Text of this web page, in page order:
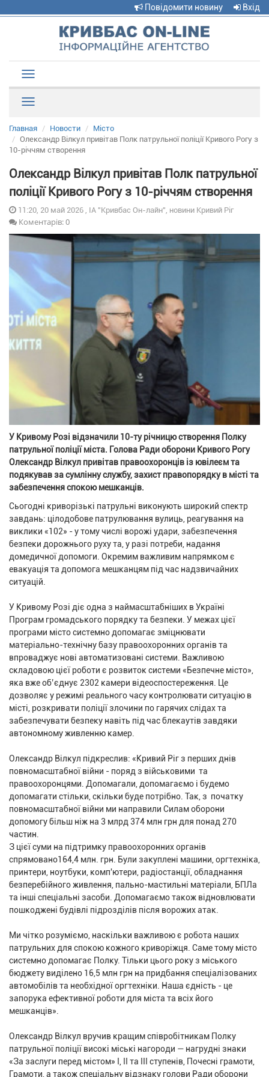
Повідомити новину Вхід
navigation
Главная Новости
Місто
Олександр Вілкул привітав Полк патрульної поліції Кривого Рогу з
10-річчям створення
Олександр Вілкул привітав Полк патрульної
поліції Кривого Рогу з 10-річчям створення
11:20, 20 май 2026 , ІА "Кривбас Он-лайн", новини Кривий Ріг
Коментарів: 0
У Кривому Розі відзначили 10-ту річницю створення Полку
патрульної поліції міста. Голова Ради оборони Кривого Рогу
Олександр Вілкул привітав правоохоронців із ювілеєм та
подякував за сумлінну службу, захист правопорядку в місті та
забезпечення спокою мешканців.
Сьогодні криворізькі патрульні виконують широкий спектр
завдань: цілодобове патрулювання вулиць, реагування на
виклики «102» - у тому числі ворожі удари, забезпечення
безпеки дорожнього руху та, у разі потреби, надання
домедичної допомоги. Окремим важливим напрямком є
евакуація та допомога мешканцям під час надзвичайних
ситуацій.
У Кривому Розі діє одна з наймасштабніших в Україні
Програм громадського порядку та безпеки. У межах цієї
програми місто системно допомагає зміцнювати
матеріально-технічну базу правоохоронних органів та
впроваджує нові автоматизовані системи. Важливою
складовою цієї роботи є розвиток системи «Безпечне місто»,
яка вже об’єднує 2302 камери відеоспостереження. Це
дозволяє у режимі реального часу контролювати ситуацію в
місті, розкривати поліції злочини по гарячих слідах та
забезпечувати безпеку навіть під час блекаутів завдяки
автономному живленню камер.
Олександр Вілкул підкреслив: «Кривий Ріг з перших днів
повномасштабної війни - поряд з військовими та
правоохоронцями. Допомагали, допомагаємо і будемо
допомагати стільки, скільки буде потрібно. Так, з початку
повномасштабної війни ми направили Силам оборони
допомогу більш ніж на 3 млрд 374 млн грн для понад 270
частин.
З цієї суми на підтримку правоохоронних органів
спрямовано164,4 млн. грн. Були закуплені машини, оргтехніка,
принтери, ноутбуки, комп'ютери, радіостанції, обладнання
безперебійного живлення, пально-мастильні матеріали, БПЛа
та інші спеціальні засоби. Допомагаємо також відновлювати
пошкоджені будівлі підрозділів після ворожих атак.
Ми чітко розуміємо, наскільки важливою є робота наших
патрульних для спокою кожного криворіжця. Саме тому місто
системно допомагає Полку. Тільки цього року з міського
бюджету виділено 16,5 млн грн на придбання спеціалізованих
автомобілів та необхідної оргтехніки. Наша єдність - це
запорука ефективної роботи для міста та всіх його
мешканців».
Олександр Вілкул вручив кращим співробітникам Полку
патрульної поліції високі міські нагороди — нагрудні знаки
«За заслуги перед містом» І, II та ІІІ ступенів, Почесні грамоти,
Грамоти, а також спеціальну відзнаку голови Ради оборони